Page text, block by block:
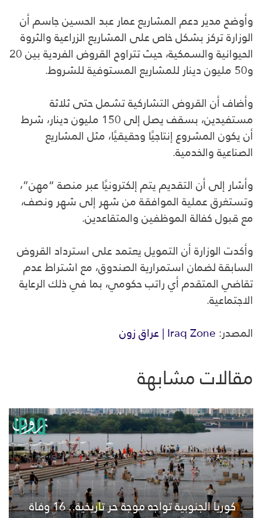
وأوضح مدير دعم المشاريع عمار عبد الحسين جاسم أن
الوزارة تركز بشكل خاص على المشاريع الزراعية والثروة
الحيوانية والسمكية، حيث تتراوح القروض الفردية بين 20
و50 مليون دينار للمشاريع المستوفية للشروط.
وأضاف أن القروض التشاركية تشمل حتى ثلاثة
مستفيدين، بسقف يصل إلى 150 مليون دينار، شرط
أن يكون المشروع إنتاجيًا وحقيقيًا، مثل المشاريع
الصناعية والخدمية.
وأشار إلى أن التقديم يتم إلكترونيًا عبر منصة “مهن”،
وتستغرق عملية الموافقة من شهر إلى شهر ونصف،
مع قبول كفالة الموظفين والمتقاعدين.
وأكدت الوزارة أن التمويل يعتمد على استرداد القروض
السابقة لضمان استمرارية الصندوق، مع اشتراط عدم
تقاضي المتقدم أي راتب حكومي، بما في ذلك الرعاية
الاجتماعية.
المصدر:Iraq Zone | عراق زون
مقالات مشابهة
كوريا الجنوبية تواجه موجة حر تاريخية.. 16 وفاة